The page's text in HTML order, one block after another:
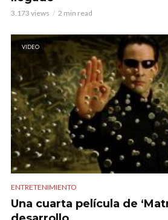
3.173 views 2 min read
VIDEO
ENTRETENIMIENTO
Una cuarta película de